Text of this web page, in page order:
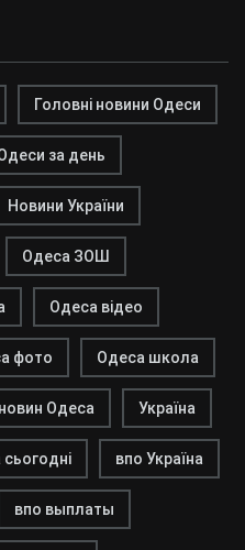
Головні новини Одеси
за день
Новини України
Одеса ЗОШ
Одеса відео
фото Одеса школа
Одеса Україна
сьогодні впо Україна
впо выплаты